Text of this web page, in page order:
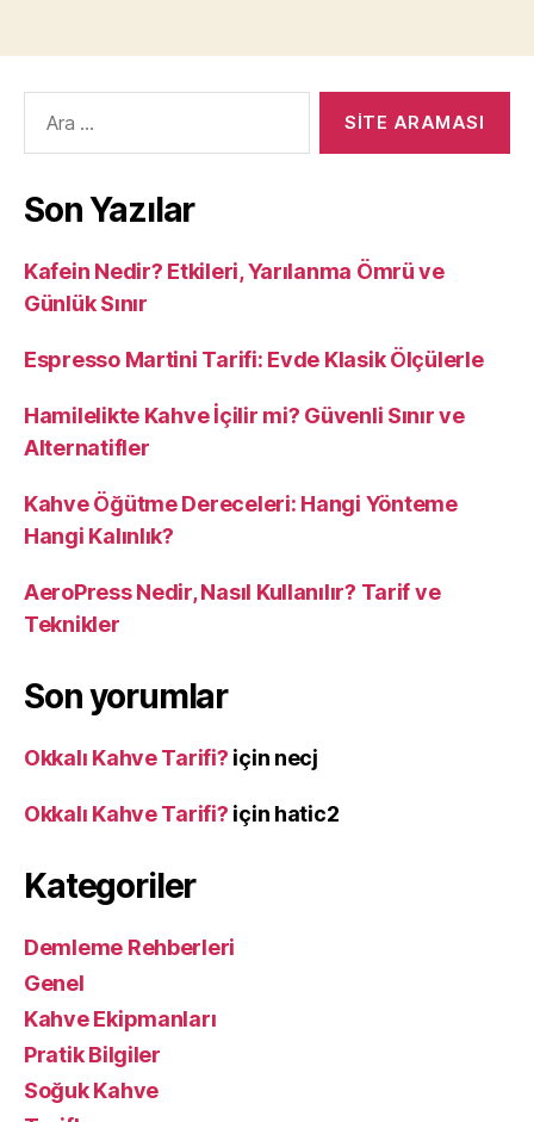
yap:
Son Yazılar
Kafein Nedir? Etkileri, Yarılanma Ömrü ve
Günlük Sınır
Espresso Martini Tarifi: Evde Klasik Ölçülerle
Hamilelikte Kahve İçilir mi? Güvenli Sınır ve
Alternatifler
Kahve Öğütme Dereceleri: Hangi Yönteme
Hangi Kalınlık?
AeroPress Nedir, Nasıl Kullanılır? Tarif ve
Teknikler
Son yorumlar
Okkalı Kahve Tarifi? için necj
Okkalı Kahve Tarifi? için hatic2
Kategoriler
Demleme Rehberleri
Genel
Kahve Ekipmanları
Pratik Bilgiler
Soğuk Kahve